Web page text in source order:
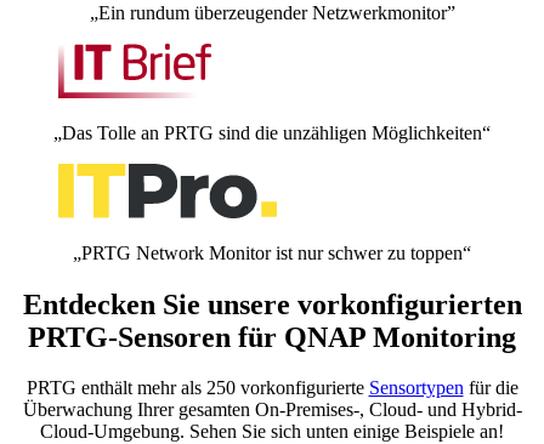
„Ein rundum überzeugender Netzwerkmonitor”
„Das Tolle an PRTG sind die unzähligen Möglichkeiten“
„PRTG Network Monitor ist nur schwer zu toppen“
Entdecken Sie unsere vorkonfigurierten
PRTG-Sensoren für QNAP Monitoring
PRTG enthält mehr als 250 vorkonfigurierte Sensortypenfür die
Überwachung Ihrer gesamten On-Premises-, Cloud- und Hybrid-
Cloud-Umgebung. Sehen Sie sich unten einige Beispiele an!